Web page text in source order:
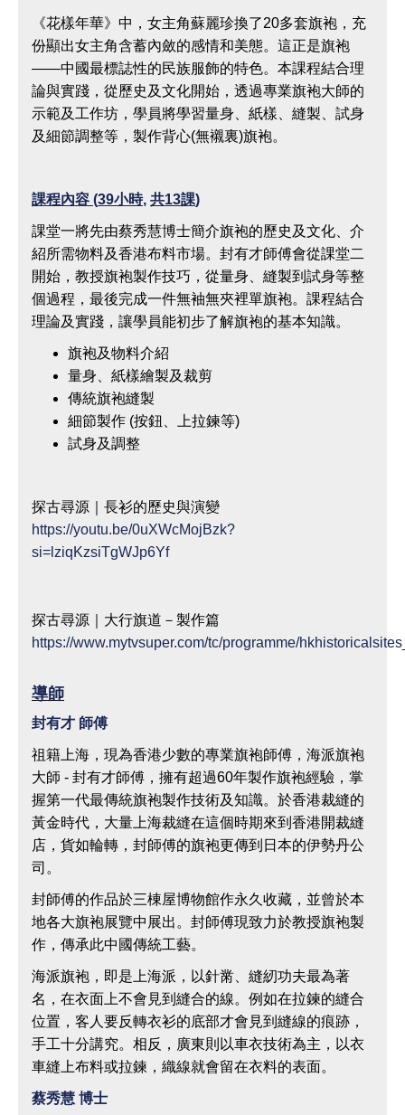
網
申
請
備
狀
《花樣年華》中，女主角蘇麗珍換了20多套旗袍，充
份顯出女主角含蓄內斂的感情和美態。這正是旗袍
——中國最標誌性的民族服飾的特色。本課程結合理
論與實踐，從歷史及文化開始，透過專業旗袍大師的
示範及工作坊，學員將學習量身、紙樣、縫製、試身
及細節調整等，製作背心(無襯裏)旗袍。
課程內容 (39小時, 共13課)
課堂一將先由蔡秀慧博士簡介旗袍的歷史及文化、介
紹所需物料及香港布料市場。封有才師傅會從課堂二
開始，教授旗袍製作技巧，從量身、縫製到試身等整
個過程，最後完成一件無袖無夾裡單旗袍。課程結合
理論及實踐，讓學員能初步了解旗袍的基本知識。
旗袍及物料介紹
量身、紙樣繪製及裁剪
傳統旗袍縫製
細節製作 (按鈕、上拉鍊等)
試身及調整
探古尋源｜長衫的歷史與演變
https://youtu.be/0uXWcMojBzk?
si=lziqKzsiTgWJp6Yf
探古尋源｜大行旗道－製作篇
https://www.mytvsuper.com/tc/programme/
導師
封有才 師傅
祖籍上海，現為香港少數的專業旗袍師傅，海派旗袍
大師 - 封有才師傅，擁有超過60年製作旗袍經驗，掌
握第一代最傳統旗袍製作技術及知識。於香港裁縫的
黃金時代，大量上海裁縫在這個時期來到香港開裁縫
店，貨如輪轉，封師傅的旗袍更傳到日本的伊勢丹公
司。
封師傅的作品於三棟屋博物館作永久收藏，並曾於本
地各大旗袍展覽中展出。封師傅現致力於教授旗袍製
作，傳承此中國傳統工藝。
海派旗袍，即是上海派，以針黹、縫紉功夫最為著
名，在衣面上不會見到縫合的線。例如在拉鍊的縫合
位置，客人要反轉衣衫的底部才會見到縫線的痕跡，
手工十分講究。相反，廣東則以車衣技術為主，以衣
車縫上布料或拉鍊，織線就會留在衣料的表面。
蔡秀慧 博士